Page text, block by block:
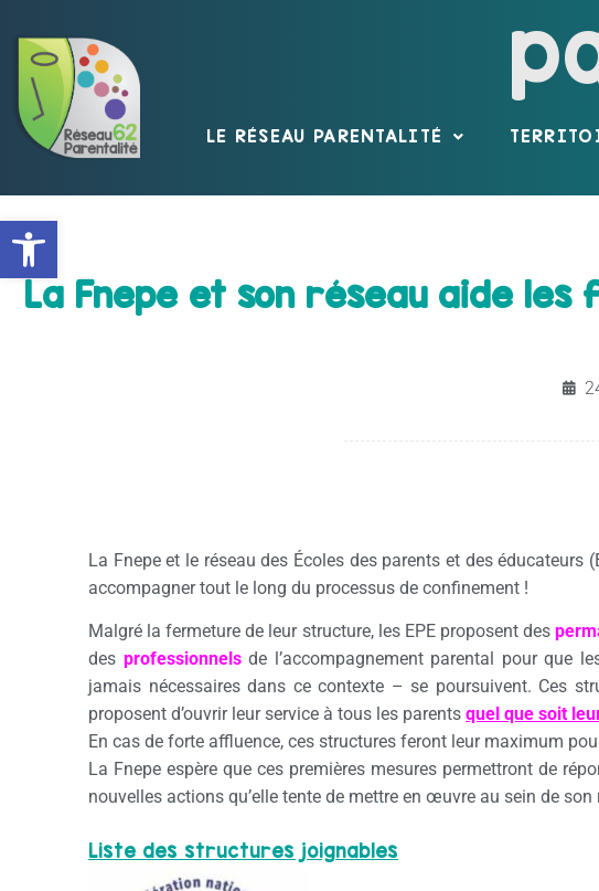
Ouvrir la barre d’outils
LE RÉSEAU PARENTALITÉ
La Fnepe et son réseau aide
La Fnepe et le réseau des Écoles des parents et des
accompagner tout le long du processus de confinement !
Malgré la fermeture de leur structure, les EPE proposent des
des professionnelsde l’accompagnement parental pour que
jamais nécessaires dans ce contexte – se poursuivent. Ces
proposent d’ouvrir leur service à tous les parents quel que soit
En cas de forte affluence, ces structures feront leur maximum
La Fnepe espère que ces premières mesures permettront de
nouvelles actions qu’elle tente de mettre en œuvre au sein de son
Liste des structures joignables